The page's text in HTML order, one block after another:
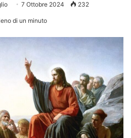
7 Ottobre 2024 232
di un minuto